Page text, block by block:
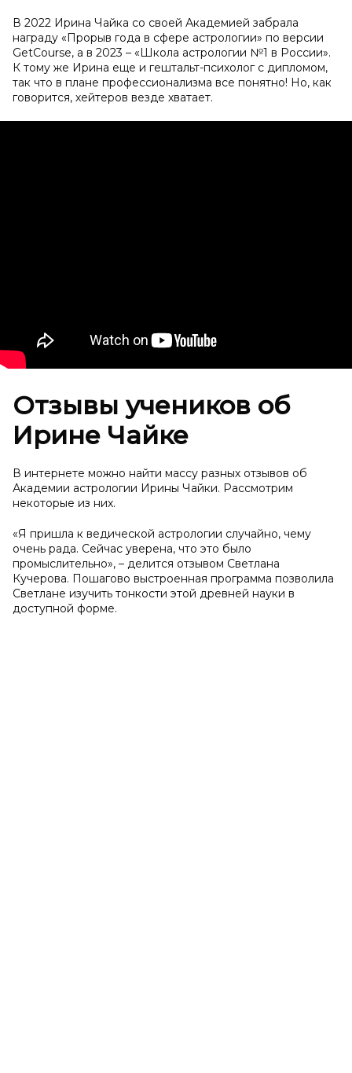
В 2022 Ирина Чайка со своей Академией забрала
награду «Прорыв года в сфере астрологии» по версии
GetCourse, а в 2023 – «Школа астрологии №1 в России».
К тому же Ирина еще и гештальт-психолог с дипломом,
так что в плане профессионализма все понятно! Но, как
говорится, хейтеров везде хватает.
Отзывы учеников об
Ирине Чайке
В интернете можно найти массу разных отзывов об
Академии астрологии Ирины Чайки. Рассмотрим
некоторые из них.
«Я пришла к ведической астрологии случайно, чему
очень рада. Сейчас уверена, что это было
промыслительно», – делится отзывом Светлана
Кучерова. Пошагово выстроенная программа позволила
Светлане изучить тонкости этой древней науки в
доступной форме.